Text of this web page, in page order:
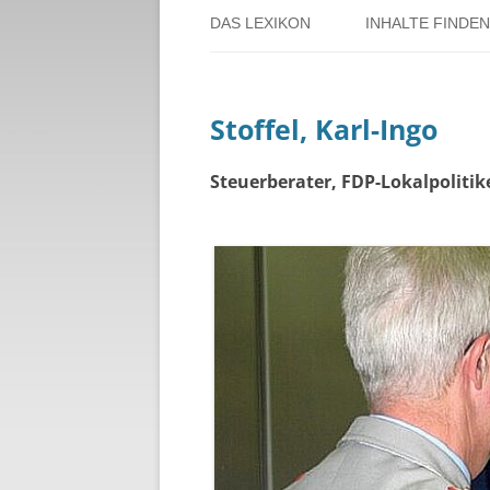
DAS LEXIKON
ÜBER DAS PROJEKT
INHALTE FINDEN
RUND UM DIE
ZEITTAFEL
Stoffel, Karl-Ingo
Steuerberater, FDP-